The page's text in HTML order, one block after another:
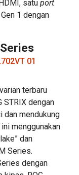
satu port
1 dengan
terbaru
STRIX dengan
dan mendukung
menggunakan
dan
Series.
dengan